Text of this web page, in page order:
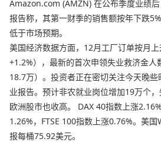
Amazon.com (AMZN) 在公布季度业绩
报告称，其第一财季的销售额按年下跌
低于市场预期。
美国经济数据方面，12月工厂订单按月
+1.2%），最新的首次申领失业救济金人
18.7万）。投资者正在密切关注今天晚
业报告。预计非农就业岗位增加19万个，
欧洲股市也收高。 DAX 40指数上涨
1.26%，FTSE 100指数上涨0.76%。美国
报每桶75.92美元。